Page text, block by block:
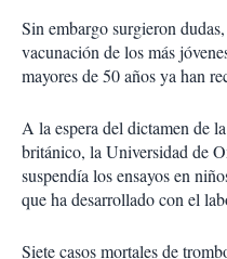
Sin embargo surgieron
vacunación de los más
mayores de 50 años ya han
A la espera del dictamen de
británico, la Universidad de
suspendía los ensayos en
que ha desarrollado con el
Siete casos mortales de